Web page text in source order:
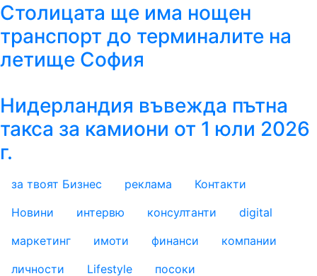
Столицата ще има нощен
транспорт до терминалите на
летище София
Нидерландия въвежда пътна
такса за камиони от 1 юли 2026
г.
за твоят Бизнес реклама Контакти
footer_statii
Новини интервю консултанти
digital
маркетинг
имоти финанси
компании
личности
Lifestyle посоки